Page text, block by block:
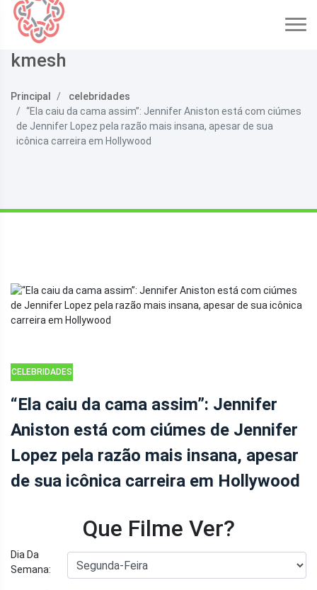
kmesh
Principal
celebridades
“Ela caiu da cama assim”: Jennifer Aniston está com ciúmes
de Jennifer Lopez pela razão mais insana, apesar de sua
icônica carreira em Hollywood
CELEBRIDADES
“Ela caiu da cama assim”: Jennifer
Aniston está com ciúmes de Jennifer
Lopez pela razão mais insana, apesar
de sua icônica carreira em Hollywood
Que Filme Ver?
Dia Da
Semana: